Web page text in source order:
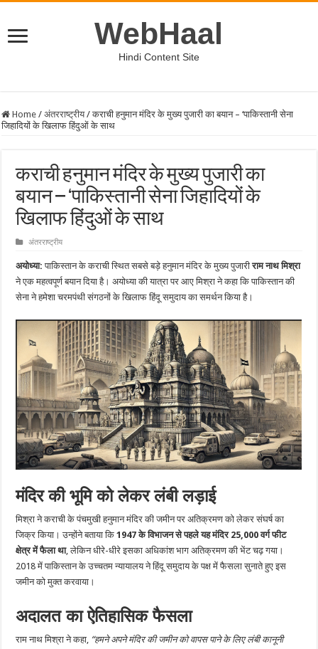
WebHaal
Hindi Content Site
Home / अंतरराष्ट्रीय / कराची हनुमान मंदिर के मुख्य पुजारी का बयान – ‘पाकिस्तानी सेना
जिहादियों के खिलाफ हिंदुओं के साथ
कराची हनुमान मंदिर के मुख्य पुजारी का
बयान – ‘पाकिस्तानी सेना जिहादियों के
खिलाफ हिंदुओं के साथ
अंतरराष्ट्रीय
अयोध्या: पाकिस्तान के कराची स्थित सबसे बड़े हनुमान मंदिर के मुख्य पुजारीराम नाथ मिश्रा
ने एक महत्वपूर्ण बयान दिया है। अयोध्या की यात्रा पर आए मिश्रा ने कहा कि पाकिस्तान की
सेना ने हमेशा चरमपंथी संगठनों के खिलाफ हिंदू समुदाय का समर्थन किया है।
मंदिर की भूमि को लेकर लंबी लड़ाई
मिश्रा ने कराची के पंचमुखी हनुमान मंदिर की जमीन पर अतिक्रमण को लेकर संघर्ष का
जिक्र किया। उन्होंने बताया कि1947 के विभाजन से पहले यह मंदिर 25,000 वर्ग फीट
क्षेत्र में फैला था, लेकिन धीरे-धीरे इसका अधिकांश भाग अतिक्रमण की भेंट चढ़ गया।
2018 में पाकिस्तान के उच्चतम न्यायालय ने हिंदू समुदाय के पक्ष में फैसला सुनाते हुए इस
जमीन को मुक्त करवाया।
अदालत का ऐतिहासिक फैसला
राम नाथ मिश्रा ने कहा, “हमने अपने मंदिर की जमीन को वापस पाने के लिए लंबी कानूनी